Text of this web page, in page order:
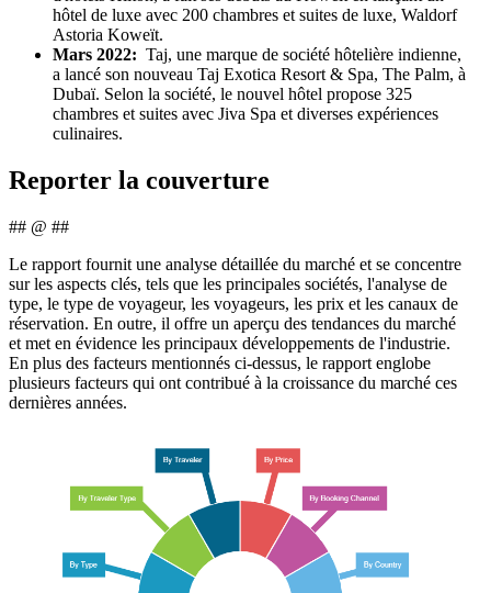
hôtel de luxe avec 200 chambres et suites de luxe, Waldorf
Astoria Koweït.
Mars 2022: Taj, une marque de société hôtelière indienne,
a lancé son nouveau Taj Exotica Resort & Spa, The Palm, à
Dubaï. Selon la société, le nouvel hôtel propose 325
chambres et suites avec Jiva Spa et diverses expériences
culinaires.
Reporter la couverture
## @ ##
Le rapport fournit une analyse détaillée du marché et se concentre
sur les aspects clés, tels que les principales sociétés, l'analyse de
type, le type de voyageur, les voyageurs, les prix et les canaux de
réservation. En outre, il offre un aperçu des tendances du marché
et met en évidence les principaux développements de l'industrie.
En plus des facteurs mentionnés ci-dessus, le rapport englobe
plusieurs facteurs qui ont contribué à la croissance du marché ces
dernières années.